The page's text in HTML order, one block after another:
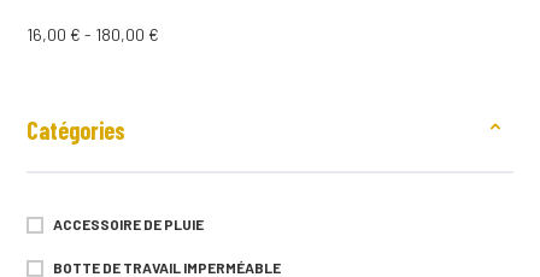
16,00 € - 180,00 €
Catégories
ACCESSOIRE DE PLUIE
BOTTE DE TRAVAIL IMPERMÉABLE